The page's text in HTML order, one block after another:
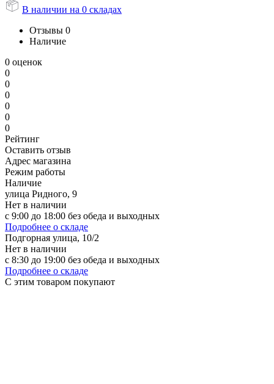
В наличии на 0 складах
Отзывы 0
Наличие
0 оценок
0
0
0
0
0
0
Рейтинг
Оставить отзыв
Адрес магазина
Режим работы
Наличие
улица Ридного, 9
Нет в наличии
с 9:00 до 18:00 без обеда и выходных
Подробнее о складе
Подгорная улица, 10/2
Нет в наличии
с 8:30 до 19:00 без обеда и выходных
Подробнее о складе
С этим товаром покупают